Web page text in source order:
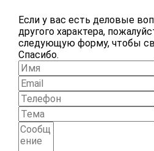
Если у вас есть деловые
другого характера,
следующую форму, чтобы
Спасибо.